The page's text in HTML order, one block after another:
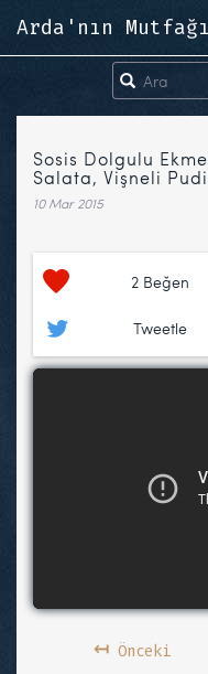
Arda'nın Mutfağı
Sosis Dolgulu
Salata, Vişneli
10 Mar 2015
2 Beğen
Tweetle
↤Önceki